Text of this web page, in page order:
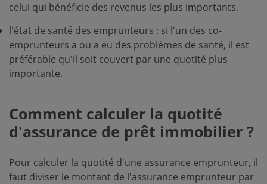
celui qui bénéficie des revenus les plus importants.
l'état de santé des emprunteurs : si l'un des co-
emprunteurs a ou a eu des problèmes de santé, il est
préférable qu'il soit couvert par une quotité plus
importante.
Comment calculer la quotité
d'assurance de prêt immobilier ?
Pour calculer la quotité d'une assurance emprunteur, il
faut diviser le montant de l'assurance emprunteur par